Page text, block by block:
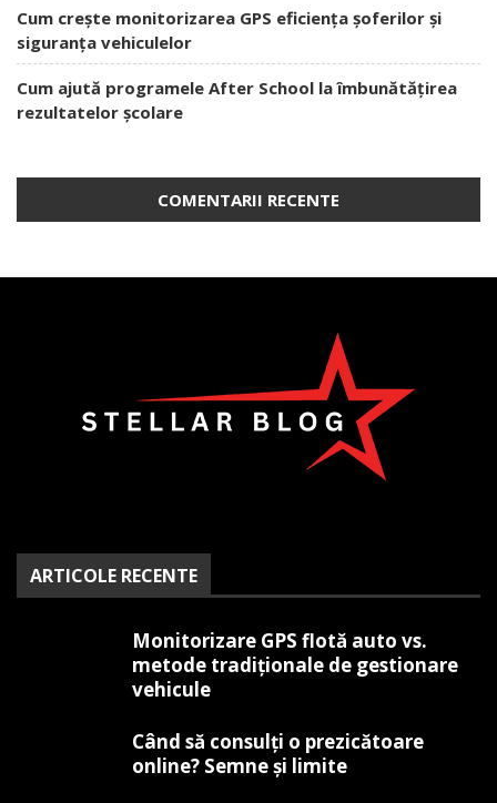
Cum crește monitorizarea GPS eficiența șoferilor și
siguranța vehiculelor
Cum ajută programele After School la îmbunătățirea
rezultatelor școlare
COMENTARII RECENTE
ARTICOLE RECENTE
Monitorizare GPS flotă auto vs.
metode tradiționale de gestionare
vehicule
Când să consulți o prezicătoare
online? Semne și limite